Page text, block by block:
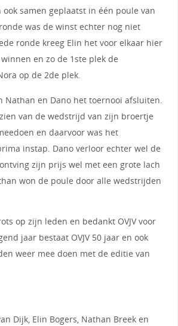
samen geplaatst in één poule van
was de winst echter nog niet
ronde kreeg Elin het voor elkaar hier
en zo de 1ste plek de
op de 2de plek.
Nathan en Dano het toernooi afsluiten.
van de wedstrijd van zijn broertje
en daarvoor was het
instap. Dano verloor echter wel de
zijn prijs wel met een grote lach
won de poule door alle wedstrijden
op zijn leden en bedankt OVJV voor
jaar bestaat OVJV 50 jaar en ook
weer mee doen met de editie van
Dijk, Elin Bogers, Nathan Breek en